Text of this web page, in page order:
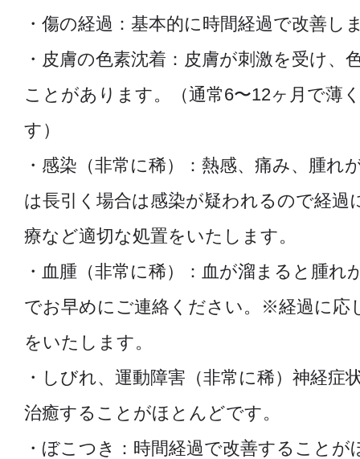
・傷の経過：基本的に時間経過で改善し
・皮膚の色素沈着：皮膚が刺激を受け、
ことがあります。（通常6〜12ヶ月で薄
す）
・感染（非常に稀）：熱感、痛み、腫れ
は長引く場合は感染が疑われるので経過
療など適切な処置をいたします。
・血腫（非常に稀）：血が溜まると腫れ
でお早めにご連絡ください。※経過に応
をいたします。
・しびれ、運動障害（非常に稀）神経症
治癒することがほとんどです。
・ぼこつき：時間経過で改善することが